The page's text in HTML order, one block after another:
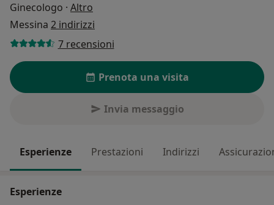
Ginecologo · Altro
Messina 2 indirizzi
7 recensioni
Prenota una visita
Invia messaggio
Esperienze Prestazioni Indirizzi
Esperienze